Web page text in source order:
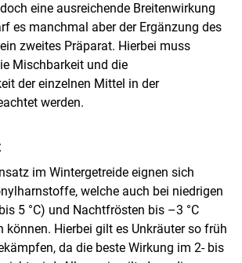
Skip to main content
eine ausreichende Breitenwirkung
es manchmal aber der Ergänzung des
zweites Präparat. Hierbei muss
Mischbarkeit und die
der einzelnen Mittel in der
werden.
im Wintergetreide eignen sich
welche auch bei niedrigen
5 °C) und Nachtfrösten bis –3 °C
können. Hierbei gilt es Unkräuter so früh
da die beste Wirkung im 2- bis